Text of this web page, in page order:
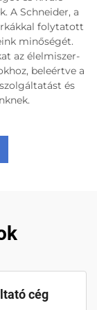
A Schneider, a
folytatott
minőségét.
az élelmiszer-
beleértve a
és
cég